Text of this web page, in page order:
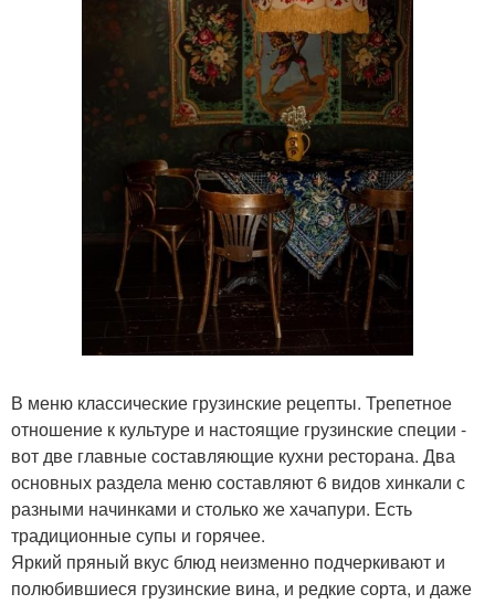
В меню классические грузинские рецепты. Трепетное
отношение к культуре и настоящие грузинские специи -
вот две главные составляющие кухни ресторана. Два
основных раздела меню составляют 6 видов хинкали с
разными начинками и столько же хачапури. Есть
традиционные супы и горячее.
Яркий пряный вкус блюд неизменно подчеркивают и
полюбившиеся грузинские вина, и редкие сорта, и даже